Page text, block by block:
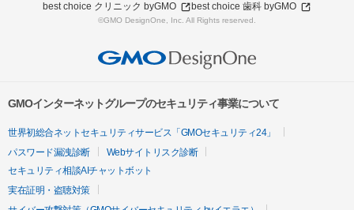
best choice クリニック byGMO
best choice 歯科 byGMO
©GMO DesignOne, Inc. All Rights reserved.
GMOインターネットグループのセキュリティ事業について
世界初総合ネットセキュリティサービス「GMOセキュリティ24」
パスワード漏洩診断
Webサイトリスク診断
セキュリティ相談AIチャットボット
実在証明・盗聴対策